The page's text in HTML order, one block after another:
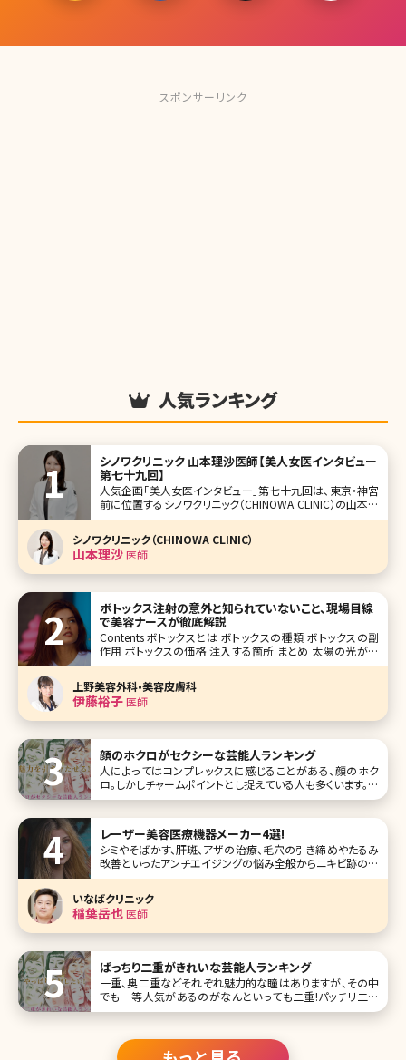
スポンサーリンク
人気ランキング
シノワクリニック 山本理沙医師【美人女医インタビュー
第七十九回】
人気企画「美人女医インタビュー」第七十九回は、東京・神宮
前に位置するシノワクリニック（CHINOWA CLINIC）の山本理
沙（やまもと りさ）先生です。 クマ取りを得意とする則本翔院
長が開業。美容皮膚科から美容外科まで幅広い施術を提供
シノワクリニック（CHINOWA CLINIC）
山本理沙医師
ボトックス注射の意外と知られていないこと、現場目線
で美容ナースが徹底解説
Contents ボトックスとは ボトックスの種類 ボトックスの副
作用 ボトックスの価格 注入する箇所 まとめ 太陽の光が眩
しかったり、体をどこかにぶつけて痛みがある時に出てくる
眉間のシワは年代問わず起こり得ます。ただ、そのシワは年
齢を重ねれば重ねるほどに残って
上野美容外科•美容皮膚科
伊藤裕子医師
顔のホクロがセクシーな芸能人ランキング
人によってはコンプレックスに感じることがある、顔のホク
ロ。しかしチャームポイントとし捉えている人も多くいます。ホ
クロがあることで、他人にはより魅力的に映ったり、セクシー
届けします。
レーザー美容医療機器メーカー4選!
シミやそばかす、肝斑、アザの治療、毛穴の引き締めやたるみ
改善といったアンチエイジングの悩み全般からニキビ跡の改
善、イボやほくろの除去などの肌の悩みに対処できるのがレ
診する人の多くがレーザーの施術を受けていますが、これら
の治療器を生産しているメ
いなばクリニック
稲葉岳也医師
ぱっちり二重がきれいな芸能人ランキング
一重、奥二重などそれぞれ魅力的な瞳はありますが、その中
でも一等人気があるのがなんといっても二重!パッチリ二重
に憧れて、アイメイクをしたことがある人もいるのではないで
な芸能人をランキングTOP10にしてまとめています。 第1位
橋本環